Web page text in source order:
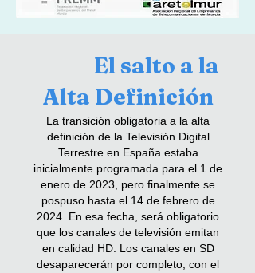
El salto a la
Alta Definición
La transición obligatoria a la alta
definición de la Televisión Digital
Terrestre en España estaba
inicialmente programada para el 1 de
enero de 2023, pero finalmente se
pospuso hasta el 14 de febrero de
2024. En esa fecha, será obligatorio
que los canales de televisión emitan
en calidad HD. Los canales en SD
desaparecerán por completo, con el